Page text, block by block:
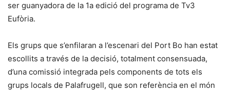
ser guanyadora de la 1a edició del programa de Tv3
Eufòria.
Els grups que s’enfilaran a l’escenari del Port Bo han estat
escollits a través de la decisió, totalment consensuada,
d’una comissió integrada pels components de tots els
grups locals de Palafrugell, que son referència en el món